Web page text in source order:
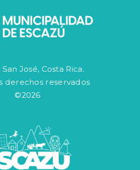
San José, Costa Rica.
derechos reservados
©2026